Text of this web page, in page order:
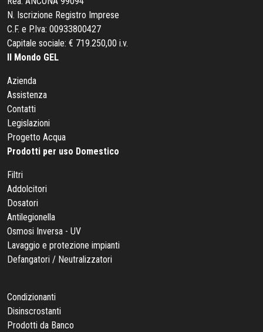
N. Iscrizione Registro Imprese
C.F. e P.Iva: 00933800427
Capitale sociale: € 719.250,00 i.v.
Il Mondo GEL
Azienda
Assistenza
Contatti
Legislazioni
Progetto Acqua
Prodotti per uso Domestico
Filtri
Addolcitori
Dosatori
Antilegionella
Osmosi Inversa - UV
Lavaggio e protezione impianti
Defangatori / Neutralizzatori
Condizionanti
Disinscrostanti
Prodotti da Banco